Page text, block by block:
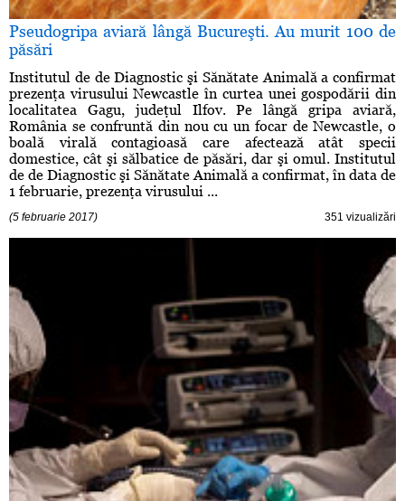
Pseudogripa aviară lângă Bucureşti. Au murit 100 de
păsări
Institutul de de Diagnostic şi Sănătate Animală a confirmat
prezenţa virusului Newcastle în curtea unei gospodării din
localitatea Gagu, judeţul Ilfov. Pe lângă gripa aviară,
România se confruntă din nou cu un focar de Newcastle, o
boală virală contagioasă care afectează atât specii
domestice, cât şi sălbatice de păsări, dar şi omul. Institutul
de de Diagnostic şi Sănătate Animală a confirmat, în data de
1 februarie, prezenţa virusului ...
(5 februarie 2017) 351 vizualizări